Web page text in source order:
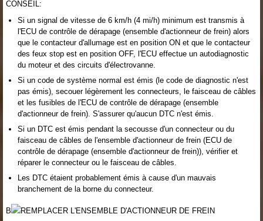
CONSEIL:
Si un signal de vitesse de 6 km/h (4 mi/h) minimum est transmis à
l'ECU de contrôle de dérapage (ensemble d'actionneur de frein) alors
que le contacteur d'allumage est en position ON et que le contacteur
des feux stop est en position OFF, l'ECU effectue un autodiagnostic
du moteur et des circuits d'électrovanne.
Si un code de système normal est émis (le code de diagnostic n'est
pas émis), secouer légèrement les connecteurs, le faisceau de câbles
et les fusibles de l'ECU de contrôle de dérapage (ensemble
d'actionneur de frein). S'assurer qu'aucun DTC n'est émis.
Si un DTC est émis pendant la secousse d'un connecteur ou du
faisceau de câbles de l'ensemble d'actionneur de frein (ECU de
contrôle de dérapage (ensemble d'actionneur de frein)), vérifier et
réparer le connecteur ou le faisceau de câbles.
Les DTC étaient probablement émis à cause d'un mauvais
branchement de la borne du connecteur.
B REMPLACER L'ENSEMBLE D'ACTIONNEUR DE FREIN